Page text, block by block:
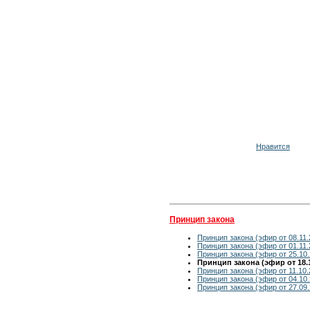
Нравится
Принцип закона
Принцип закона (эфир от
Принцип закона (эфир от
Принцип закона (эфир от
Принцип закона (эфир от
Принцип закона (эфир от
Принцип закона (эфир от
Принцип закона (эфир от